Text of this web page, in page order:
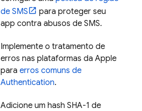
de SMS
para proteger seu
app contra abusos de SMS.
Implemente o tratamento de
erros nas plataformas da Apple
para erros comuns de
Authentication.
Adicione um hash SHA-1 de